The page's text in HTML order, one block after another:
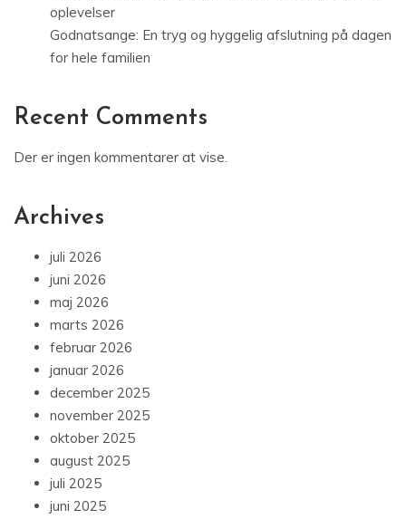
oplevelser
Godnatsange: En tryg og hyggelig afslutning på dagen
for hele familien
Recent Comments
Der er ingen kommentarer at vise.
Archives
juli 2026
juni 2026
maj 2026
marts 2026
februar 2026
januar 2026
december 2025
november 2025
oktober 2025
august 2025
juli 2025
juni 2025